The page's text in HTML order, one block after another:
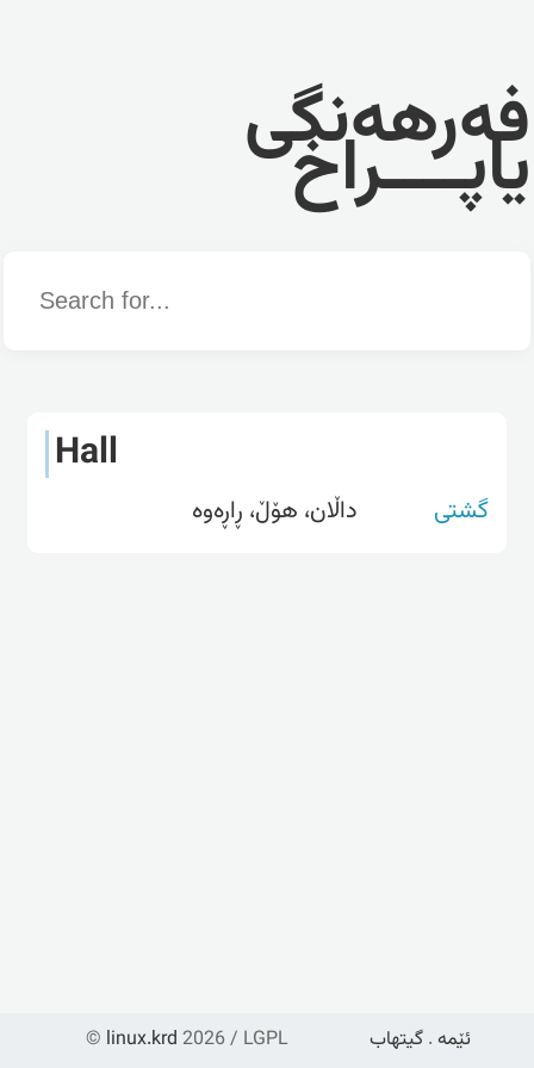
فەرهەنگی
یاپــــراخ
Word
Hall
گشتی داڵان، هۆڵ، ڕاڕەوە
© linux.krd 2026 / LGPL ئێمە . گیتهاب